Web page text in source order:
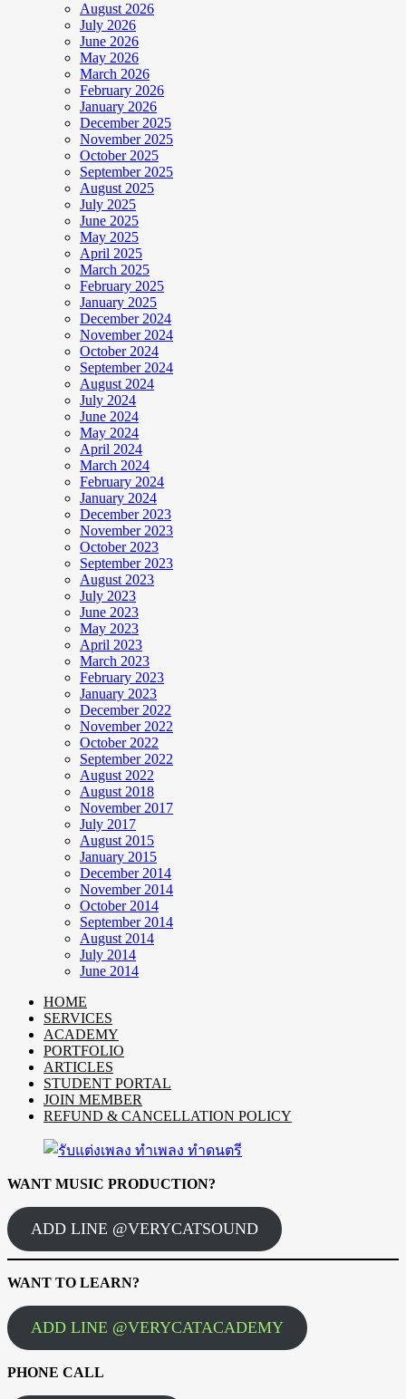
August 2026
July 2026
June 2026
May 2026
March 2026
February 2026
January 2026
December 2025
November 2025
October 2025
September 2025
August 2025
July 2025
June 2025
May 2025
April 2025
March 2025
February 2025
January 2025
December 2024
November 2024
October 2024
September 2024
August 2024
July 2024
June 2024
May 2024
April 2024
March 2024
February 2024
January 2024
December 2023
November 2023
October 2023
September 2023
August 2023
July 2023
June 2023
May 2023
April 2023
March 2023
February 2023
January 2023
December 2022
November 2022
October 2022
September 2022
August 2022
August 2018
November 2017
July 2017
August 2015
January 2015
December 2014
November 2014
October 2014
September 2014
August 2014
July 2014
June 2014
HOME
SERVICES
ACADEMY
PORTFOLIO
ARTICLES
STUDENT PORTAL
JOIN MEMBER
REFUND & CANCELLATION POLICY
WANT MUSIC PRODUCTION?
ADD LINE @VERYCATSOUND
WANT TO LEARN?
ADD LINE @VERYCATACADEMY
PHONE CALL